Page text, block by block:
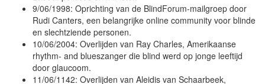
9/06/1998: Oprichting van de BlindForum-mailgroep door
Rudi Canters, een belangrijke online community voor blinde
en slechtziende personen.
10/06/2004: Overlijden van Ray Charles, Amerikaanse
rhythm- and blueszanger die blind werd op jonge leeftijd
door glaucoom.
11/06/1142: Overlijden van Aleidis van Schaarbeek,